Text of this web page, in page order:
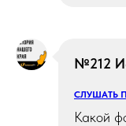
№212
СЛУШАТЬ
Какой